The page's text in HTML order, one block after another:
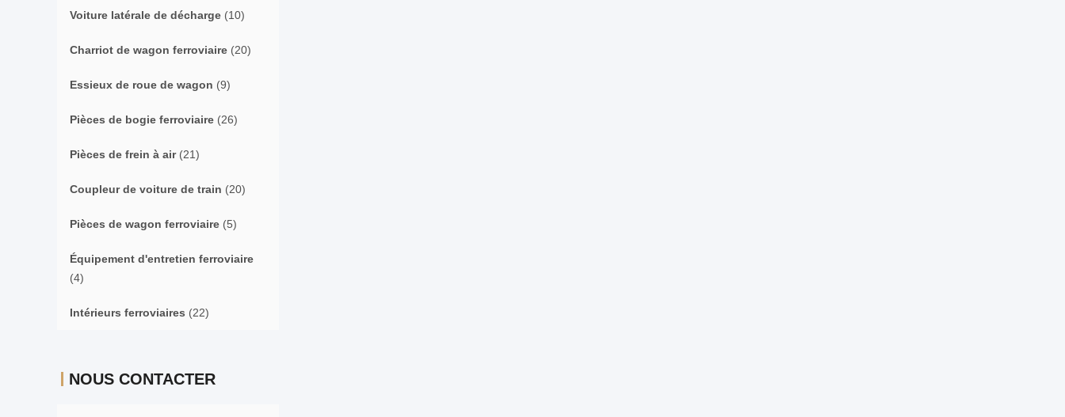
Voiture latérale de décharge (10)
Charriot de wagon ferroviaire (20)
Essieux de roue de wagon (9)
Pièces de bogie ferroviaire (26)
Pièces de frein à air(21)
Coupleur de voiture de train (20)
Pièces de wagon ferroviaire (5)
Équipement d'entretien ferroviaire
(4)
Intérieurs ferroviaires (22)
NOUS CONTACTER